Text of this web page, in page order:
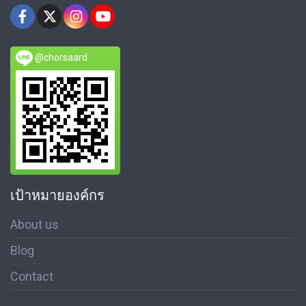
@chorsaard
เป้าหมายองค์กร
About us
Blog
Contact